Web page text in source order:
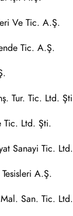
Ve Tic. A.Ş.
Tic. A.Ş.
Tur. Tic. Ltd.
Tic. Ltd. Şti.
Sanayi Tic.
A.Ş.
Mal. San. Tic.